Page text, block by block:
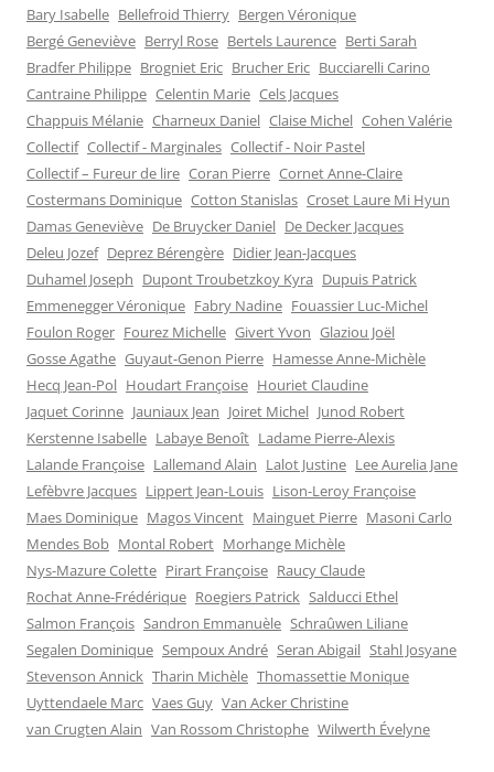
Bary Isabelle Bellefroid Thierry Bergen Véronique
Bergé Geneviève Berryl Rose Bertels Laurence Berti Sarah
Bradfer Philippe Brogniet Eric Brucher Eric Bucciarelli Carino
Cantraine Philippe Celentin Marie Cels Jacques
Chappuis Mélanie Charneux Daniel Claise Michel Cohen Valérie
Collectif Collectif - Marginales Collectif - Noir Pastel
Collectif – Fureur de lire Coran Pierre Cornet Anne-Claire
Costermans Dominique Cotton Stanislas Croset Laure Mi Hyun
Damas Geneviève De Bruycker Daniel De Decker Jacques
Deleu Jozef Deprez Bérengère Didier Jean-Jacques
Duhamel Joseph Dupont Troubetzkoy Kyra Dupuis Patrick
Emmenegger Véronique Fabry Nadine Fouassier Luc-Michel
Foulon Roger Fourez Michelle Givert Yvon Glaziou Joël
Gosse Agathe Guyaut-Genon Pierre Hamesse Anne-Michèle
Hecq Jean-Pol Houdart Françoise Houriet Claudine
Jaquet Corinne Jauniaux Jean Joiret Michel Junod Robert
Kerstenne Isabelle Labaye Benoît Ladame Pierre-Alexis
Lalande Françoise Lallemand Alain Lalot Justine Lee Aurelia Jane
Lefèbvre Jacques Lippert Jean-Louis Lison-Leroy Françoise
Maes Dominique Magos Vincent Mainguet Pierre Masoni Carlo
Mendes Bob Montal Robert Morhange Michèle
Nys-Mazure Colette Pirart Françoise Raucy Claude
Rochat Anne-Frédérique Roegiers Patrick Salducci Ethel
Salmon François Sandron Emmanuèle Schraûwen Liliane
Segalen Dominique Sempoux André Seran Abigail Stahl Josyane
Stevenson Annick Tharin Michèle Thomassettie Monique
Uyttendaele Marc Vaes Guy Van Acker Christine
van Crugten Alain Van Rossom Christophe Wilwerth Évelyne